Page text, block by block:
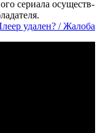
се­риа­ла осу­ще­ст­в­
уда­лен? / Жа­ло­ба